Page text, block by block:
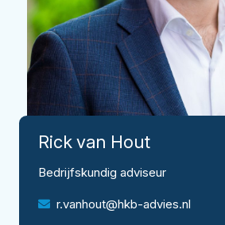
Rickvan Hout
Bedrijfskundig adviseur
r.vanhout@hkb-advies.nl